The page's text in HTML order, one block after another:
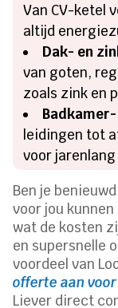
Van CV-ketel
altijd
Dak- en
van goten,
zoals zink en
leidingen tot
voor
Ben je
voor jou
wat de kosten
en supersnelle
voordeel van
offerte aan
Liever direct